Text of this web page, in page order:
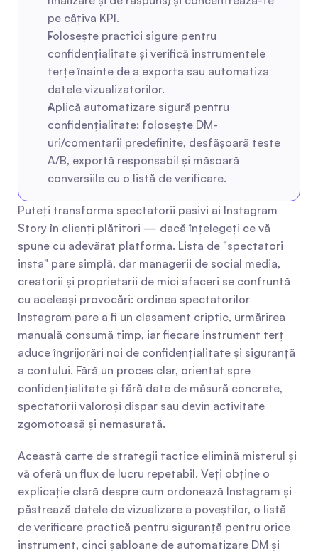
pe câțiva KPI.
Folosește practici sigure pentru
confidențialitate și verifică instrumentele
terțe înainte de a exporta sau automatiza
datele vizualizatorilor.
Aplică automatizare sigură pentru
confidențialitate: folosește DM-
uri/comentarii predefinite, desfășoară teste
A/B, exportă responsabil și măsoară
conversiile cu o listă de verificare.
Puteți transforma spectatorii pasivi ai Instagram
Story în clienți plătitori — dacă înțelegeți ce vă
spune cu adevărat platforma. Lista de "spectatori
insta" pare simplă, dar managerii de social media,
creatorii și proprietarii de mici afaceri se confruntă
cu aceleași provocări: ordinea spectatorilor
Instagram pare a fi un clasament criptic, urmărirea
manuală consumă timp, iar fiecare instrument terț
aduce îngrijorări noi de confidențialitate și siguranță
a contului. Fără un proces clar, orientat spre
confidențialitate și fără date de măsură concrete,
spectatorii valoroși dispar sau devin activitate
zgomotoasă și nemasurată.
Această carte de strategii tactice elimină misterul și
vă oferă un flux de lucru repetabil. Veți obține o
explicație clară despre cum ordonează Instagram și
păstrează datele de vizualizare a poveștilor, o listă
de verificare practică pentru siguranță pentru orice
instrument, cinci șabloane de automatizare DM și